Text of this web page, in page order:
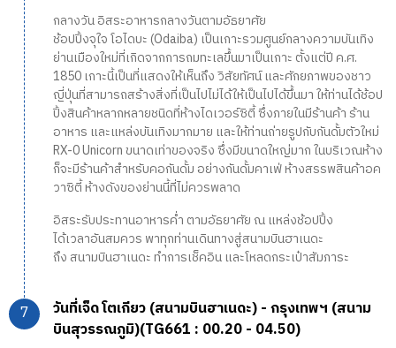
กลางวัน อิสระอาหารกลางวันตามอัธยาศัย
ช้อปปิ้งจุใจ โอไดบะ (Odaiba) เป็นเกาะรวมศูนย์กลางความบันเทิง
ย่านเมืองใหม่ที่เกิดจากการถมทะเลขึ้นมาเป็นเกาะ ตั้งแต่ปี ค.ศ.
1850 เกาะนี้เป็นที่แสดงให้เห็นถึง วิสัยทัศน์ และศักยภาพของชาว
ญี่ปุ่นที่สามารถสร้างสิ่งที่เป็นไปไม่ได้ให้เป็นไปได้ขึ้นมา ให้ท่านได้ช้อป
ปิ้งสินค้าหลากหลายชนิดที่ห้างไดเวอร์ซิตี้ ซึ่งภายในมีร้านค้า ร้าน
อาหาร และแหล่งบันเทิงมากมาย และให้ท่านถ่ายรูปกับกันดั้มตัวใหม่
RX-0 Unicorn ขนาดเท่าของจริง ซึ่งมีขนาดใหญ่มาก ในบริเวณห้าง
ก็จะมีร้านค้าสำหรับคอกันดั้ม อย่างกันดั้มคาเฟ่ ห้างสรรพสินค้าอค
วาซิตี้ ห้างดังของย่านนี้ที่ไม่ควรพลาด
อิสระรับประทานอาหารค่ำ ตามอัธยาศัย ณ แหล่งช้อปปิ้ง
ได้เวลาอันสมควร พาทุกท่านเดินทางสู่สนามบินฮาเนดะ
ถึง สนามบินฮาเนดะ ทำการเช็คอิน และโหลดกระเป๋าสัมภาระ
วันที่เจ็ด โตเกียว (สนามบินฮาเนดะ) - กรุงเทพฯ (สนาม
บินสุวรรณภูมิ)(TG661 : 00.20 - 04.50)